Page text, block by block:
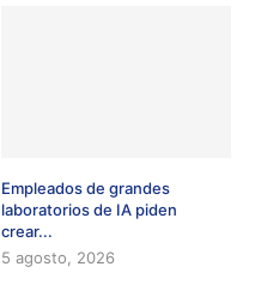
Empleados de grandes
laboratorios de IA piden
crear...
5 agosto, 2026